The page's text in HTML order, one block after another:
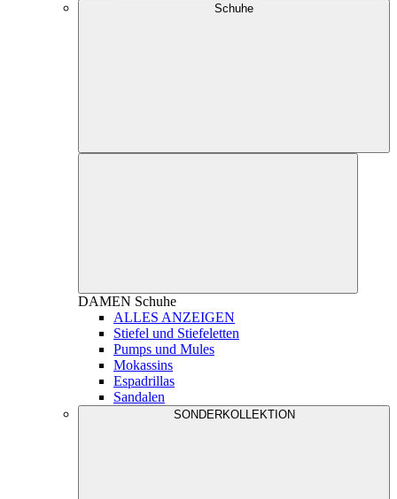
Schuhe
DAMEN Schuhe
ALLES ANZEIGEN
Stiefel und Stiefeletten
Pumps und Mules
Mokassins
Espadrillas
Sandalen
SONDERKOLLEKTION